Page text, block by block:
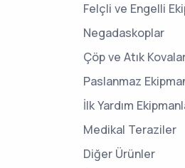
Felçli ve Engelli
Negadaskoplar
Çöp ve Atık
Paslanmaz
İlk Yardım
Medikal Teraziler
Diğer Ürünler